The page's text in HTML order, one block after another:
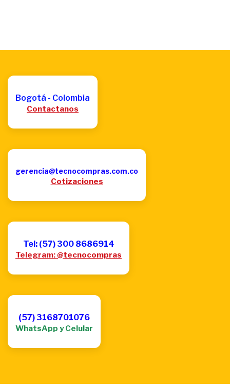
Bogotá - Colombia
Contactanos
gerencia@tecnocompras.com.co
Cotizaciones
Tel: (57) 300 8686914
Telegram: @tecnocompras
(57) 3168701076
WhatsApp y Celular